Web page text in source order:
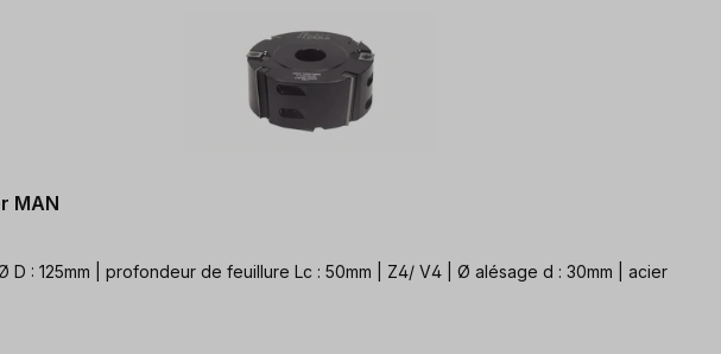
MAN
: 125mm | profondeur de feuillure Lc : 50mm | Z4/ V4 | Ø alésage d : 30mm | acier